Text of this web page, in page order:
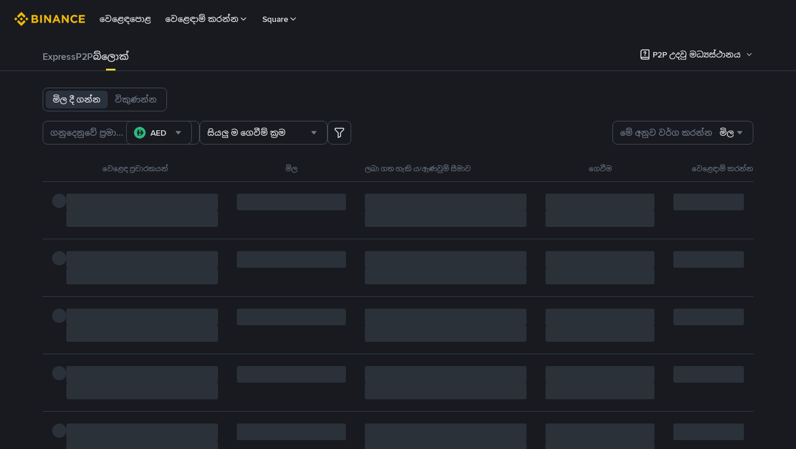
වෙළෙඳපොළ වෙළෙඳාම් කරන්න Square
ExpressP2Pබ්ලොක් P2P උදවු මධ්‍යස්ථානය
මිල දී ගන්න විකුණන්න
AED සියලු ම ගෙවීම් ක්‍රම මේ අනුව වර්ග කරන්න මිල
වෙළෙඳ ප්‍රචාරකයන් මිල ලබා ගත හැකි ය/ඇණවුම් සීමාව ගෙවීම වෙළෙඳාම් කරන්න